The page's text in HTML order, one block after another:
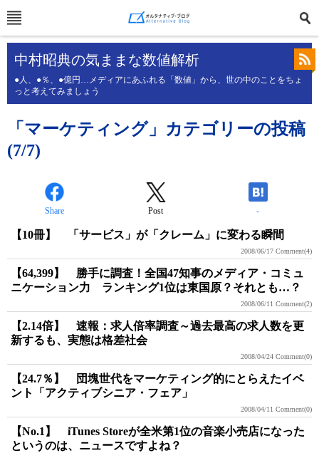
中村昭典の気ままな数値解析
●人、●％、●億円…メディアにあふれる「数値」から、世の中のことをちょ
っと考えてみましょう
「マーケティング」カテゴリーの投稿
(7/7)
Share Post -
【10冊】 「サービス」が「クレーム」に変わる瞬間
2008/06/17 Comment(4)
【64,399】 勝手に調査！全国47知事のメディア・コミュ
ニケーション力 ランキング1位は東国原？それとも…？
2008/06/11 Comment(2)
【2.14倍】 速報：求人倍率調査～過去最高の求人数を更
新するも、実態は格差社会
2008/04/24 Comment(0)
【24.7％】 団塊世代をマーケティング的にとらえたイベ
ント「アクティブシニア・フェア」
2008/04/11 Comment(0)
【No.1】 iTunes Storeが全米第1位の音楽小売店になった
というのは、ニュースですよね？